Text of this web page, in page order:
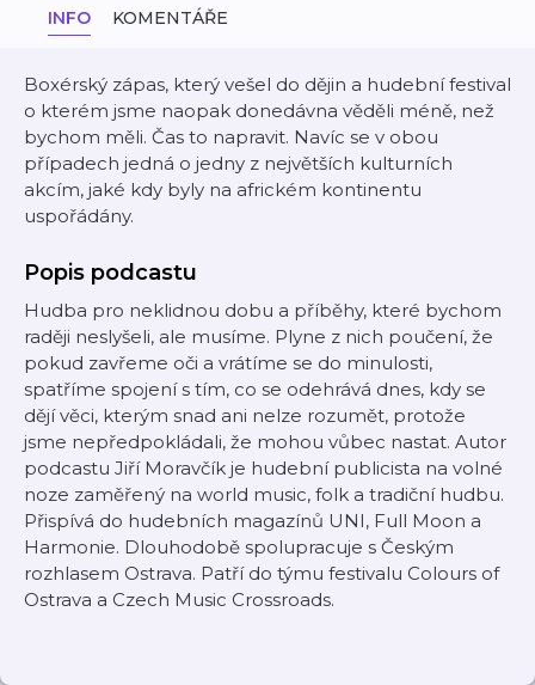
INFO KOMENTÁŘE
Boxérský zápas, který vešel do dějin a hudební festival
o kterém jsme naopak donedávna věděli méně, než
bychom měli. Čas to napravit. Navíc se v obou
případech jedná o jedny z největších kulturních
akcím, jaké kdy byly na africkém kontinentu
uspořádány.
Popis podcastu
Hudba pro neklidnou dobu a příběhy, které bychom
raději neslyšeli, ale musíme. Plyne z nich poučení, že
pokud zavřeme oči a vrátíme se do minulosti,
spatříme spojení s tím, co se odehrává dnes, kdy se
dějí věci, kterým snad ani nelze rozumět, protože
jsme nepředpokládali, že mohou vůbec nastat. Autor
podcastu Jiří Moravčík je hudební publicista na volné
noze zaměřený na world music, folk a tradiční hudbu.
Přispívá do hudebních magazínů UNI, Full Moon a
Harmonie. Dlouhodobě spolupracuje s Českým
rozhlasem Ostrava. Patří do týmu festivalu Colours of
Ostrava a Czech Music Crossroads.